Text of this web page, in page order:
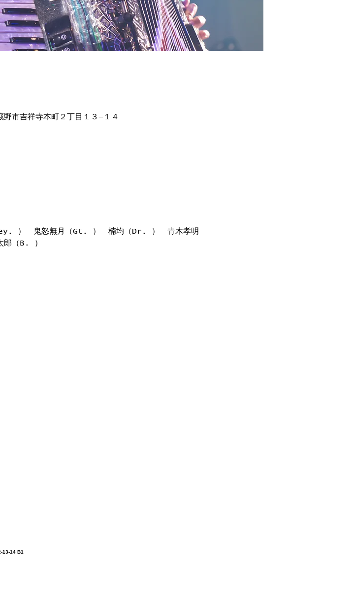
市吉祥寺本町２丁目１３−１４
）　鬼怒無月（Gt. ）　楠均（Dr. ）　青木孝明
（B. ）
13-14 B1